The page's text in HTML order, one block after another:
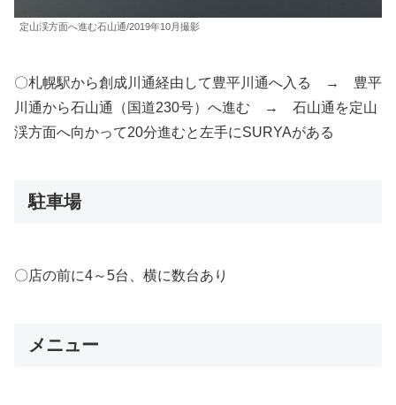
定山渓方面へ進む石山通/2019年10月撮影
〇札幌駅から創成川通経由して豊平川通へ入る → 豊平
川通から石山通（国道230号）へ進む → 石山通を定山
渓方面へ向かって20分進むと左手にSURYAがある
駐車場
〇店の前に4～5台、横に数台あり
メニュー